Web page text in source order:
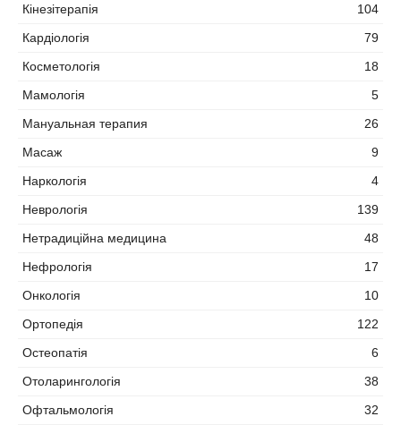
Кінезітерапія
104
Кардіологія
79
Косметологія
18
Мамологія
5
Мануальная терапия
26
Масаж
9
Наркологія
4
Неврологія
139
Нетрадиційна медицина
48
Нефрологія
17
Онкологія
10
Ортопедія
122
Остеопатія
6
Отоларингологія
38
Офтальмологія
32